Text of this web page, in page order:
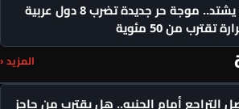
صيف 2026 يشتد.. موجة حر جديدة تضرب 8 دول عربية
تقترب من 50 مئوية
المزيد ‹
التراجع أمام الجنيه.. هل يقترب من حاجز